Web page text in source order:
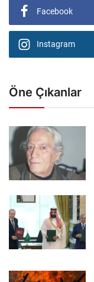
Facebook
Instagram
Öne Çıkanlar